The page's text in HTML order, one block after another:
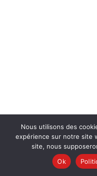
Nous utilisons des
expérience sur notre site
site, nous
Ok